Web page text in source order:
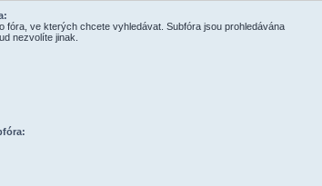
fóra, ve kterých chcete vyhledávat. Subfóra jsou prohledávána
nezvolíte jinak.